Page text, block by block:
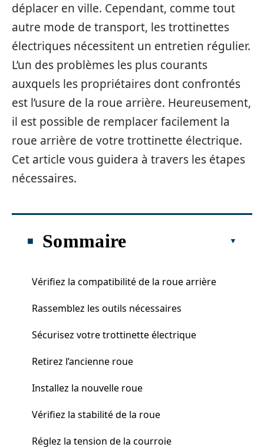
déplacer en ville. Cependant, comme tout
autre mode de transport, les trottinettes
électriques nécessitent un entretien régulier.
L’un des problèmes les plus courants
auxquels les propriétaires dont confrontés
est l’usure de la roue arrière. Heureusement,
il est possible de remplacer facilement la
roue arrière de votre trottinette électrique.
Cet article vous guidera à travers les étapes
nécessaires.
Sommaire
Vérifiez la compatibilité de la roue arrière
Rassemblez les outils nécessaires
Sécurisez votre trottinette électrique
Retirez l’ancienne roue
Installez la nouvelle roue
Vérifiez la stabilité de la roue
Réglez la tension de la courroie